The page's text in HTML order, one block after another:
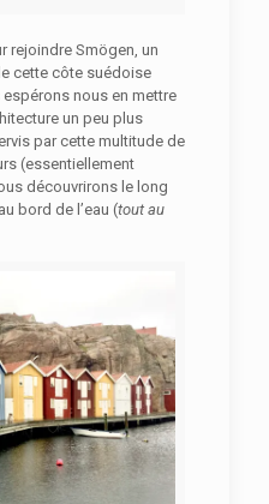
rejoindre Smögen, un
cette côte suédoise
nous en mettre
un peu plus
par cette multitude de
(essentiellement
découvrirons le long
bord de l’eau (tout au